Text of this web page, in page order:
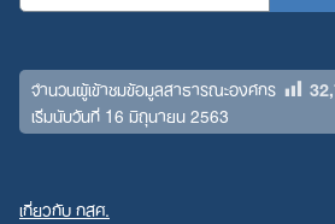
จำนวนผู้เข้าชมข้อมูลสาธารณะองค์กร
เริ่มนับวันที่ 16 มิถุนายน 2563
เกี่ยวกับ กสศ.